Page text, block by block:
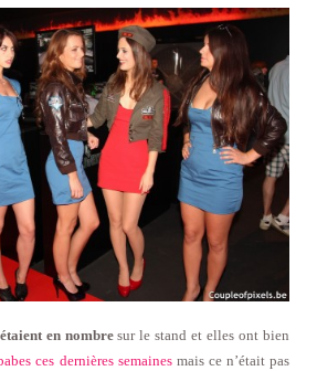
en nombresur le stand et elles ont bien
ces dernières semainesmais ce n’était pas